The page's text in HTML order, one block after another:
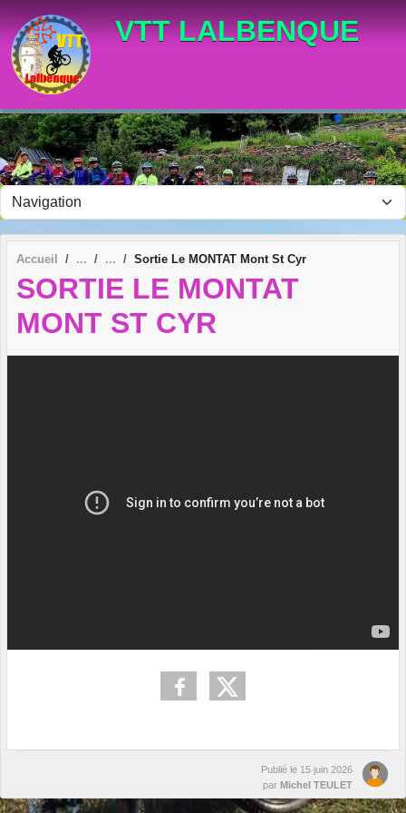
VTT LALBENQUE
Accueil Sortie Le MONTAT Mont St Cyr
SORTIE LE MONTAT
MONT ST CYR
Publié le 15 juin 2026
par Michel TEULET